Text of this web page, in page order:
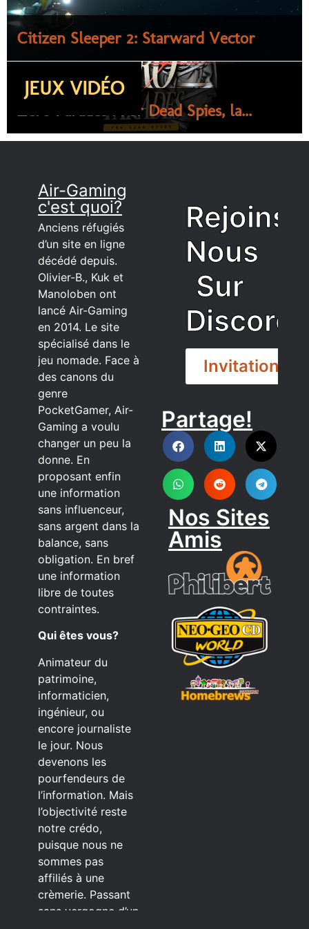
Citizen Sleeper 2: Starward Vector
JEUX VIDÉO
Zero Parades : For Dead Spies, la...
Air-Gaming
c'est quoi?
Anciens réfugiés
d’un site en ligne
décédé depuis.
Olivier-B., Kuk et
Manoloben ont
lancé Air-Gaming
en 2014. Le site
spécialisé dans le
jeu nomade. Face à
des canons du
genre
PocketGamer, Air-
Gaming a voulu
changer un peu la
donne. En
proposant enfin
une information
sans influenceur,
sans argent dans la
balance, sans
obligation. En bref
une information
libre de toutes
contraintes.
Qui êtes vous?
Animateur du
patrimoine,
informaticien,
ingénieur, ou
encore journaliste
le jour. Nous
devenons les
pourfendeurs de
l’information. Mais
l’objectivité reste
notre crédo,
puisque nous ne
sommes pas
affiliés à une
crèmerie. Passant
sans vergogne d’un
Rejoins
Nous
Sur
Discord
Invitation
DISCORD
Partage!
Nos Sites
Amis